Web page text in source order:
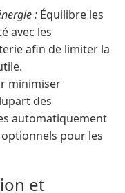
: Équilibre les
avec les
afin de limiter la
minimiser
des
automatiquement
pour les
et